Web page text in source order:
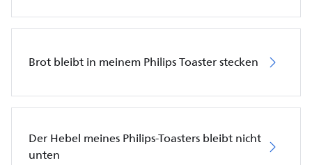
Brot bleibt in meinem Philips Toaster stecken
Der Hebel meines Philips-Toasters bleibt nicht
unten